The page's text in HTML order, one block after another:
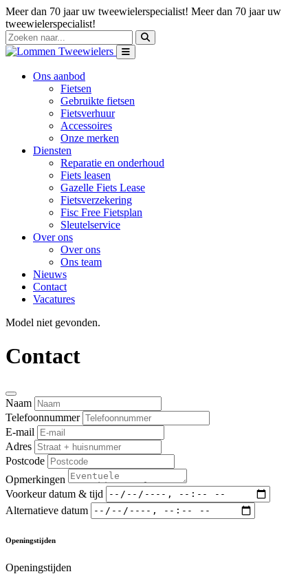
Meer dan 70 jaar uw tweewielerspecialist! Meer dan 70 jaar uw
tweewielerspecialist!
Ons aanbod
Fietsen
Gebruikte fietsen
Fietsverhuur
Accessoires
Onze merken
Diensten
Reparatie en onderhoud
Fiets leasen
Gazelle Fiets Lease
Fietsverzekering
Fisc Free Fietsplan
Sleutelservice
Over ons
Over ons
Ons team
Nieuws
Contact
Vacatures
Model niet gevonden.
Contact
Naam
Telefoonnummer
E-mail
Adres
Postcode
Opmerkingen
Voorkeur datum & tijd
Alternatieve datum
Openingstijden
Openingstijden